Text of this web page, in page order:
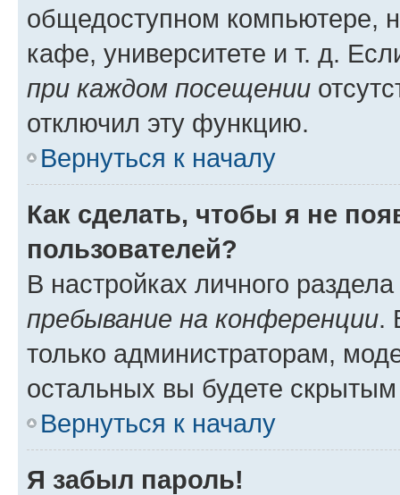
общедоступном компьютере,
кафе, университете и т. д.
при каждом посещении
отключил эту функцию.
Вернуться к началу
Как сделать, чтобы я не
пользователей?
В настройках личного
пребывание на конференции.
только администраторам,
остальных вы будете
Вернуться к началу
Я забыл пароль!